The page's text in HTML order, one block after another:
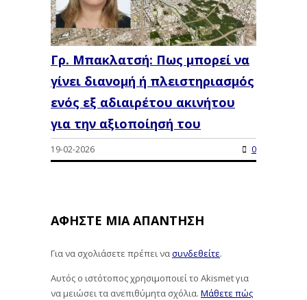
Γρ. Μπακλατσή: Πως μπορεί να
γίνει διανομή ή πλειστηριασμός
ενός εξ αδιαιρέτου ακινήτου
για την αξιοποίησή του
19-02-2026 0
ΑΦΉΣΤΕ ΜΙΑ ΑΠΆΝΤΗΣΗ
Για να σχολιάσετε πρέπει νασυνδεθείτε.
Αυτός ο ιστότοπος χρησιμοποιεί το Akismet για
να μειώσει τα ανεπιθύμητα σχόλια. Μάθετε πώς